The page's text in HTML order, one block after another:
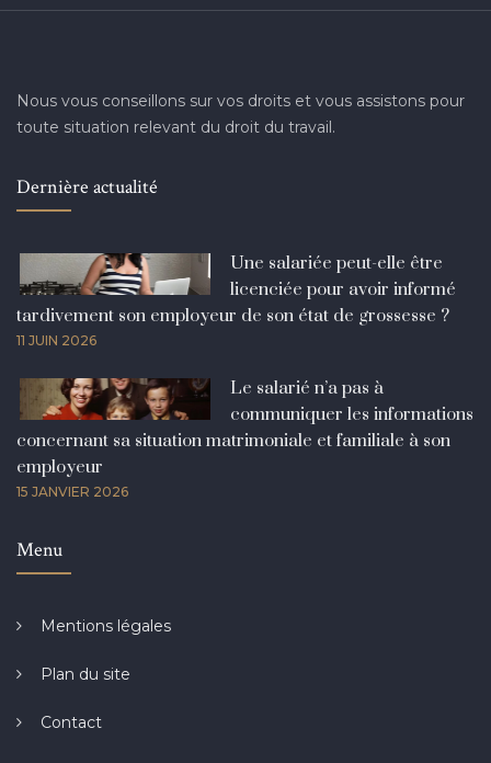
Nous vous conseillons sur vos droits et vous assistons pour
toute situation relevant du droit du travail.
Dernière actualité
Une salariée peut-elle être
licenciée pour avoir informé
tardivement son employeur de son état de grossesse ?
11 JUIN 2026
Le salarié n’a pas à
communiquer les informations
concernant sa situation matrimoniale et familiale à son
employeur
15 JANVIER 2026
Menu
Mentions légales
Plan du site
Contact